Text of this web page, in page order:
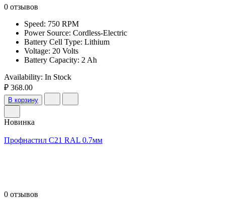
0 отзывов
Speed: 750 RPM
Power Source: Cordless-Electric
Battery Cell Type: Lithium
Voltage: 20 Volts
Battery Capacity: 2 Ah
Availability: In Stock
₽ 368.00
В корзину
Новинка
Профнастил С21 RAL 0.7мм
0 отзывов